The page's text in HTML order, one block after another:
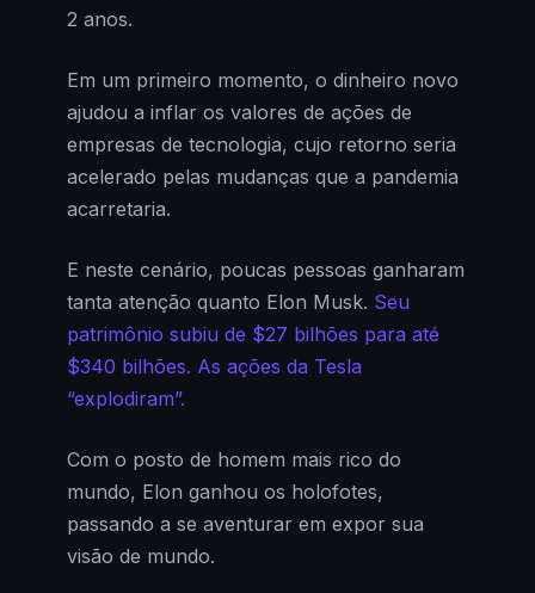
2 anos.
Em um primeiro momento, o dinheiro novo
ajudou a inflar os valores de ações de
empresas de tecnologia, cujo retorno seria
acelerado pelas mudanças que a pandemia
acarretaria.
E neste cenário, poucas pessoas ganharam
tanta atenção quanto Elon Musk. Seu
patrimônio subiu de $27 bilhões para até
$340 bilhões. As ações da Tesla
“explodiram”.
Com o posto de homem mais rico do
mundo, Elon ganhou os holofotes,
passando a se aventurar em expor sua
visão de mundo.